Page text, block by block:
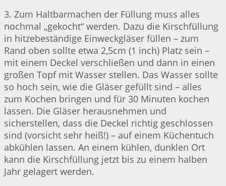
3. Zum Haltbarmachen der Füllung muss alles
nochmal „gekocht“ werden. Dazu die Kirschfüllung
in hitzebeständige Einweckgläser füllen – zum
Rand oben sollte etwa 2,5cm (1 inch) Platz sein –
mit einem Deckel verschließen und dann in einen
großen Topf mit Wasser stellen. Das Wasser sollte
so hoch sein, wie die Gläser gefüllt sind – alles
zum Kochen bringen und für 30 Minuten kochen
lassen. Die Gläser herausnehmen und
sicherstellen, dass die Deckel richtig geschlossen
sind (vorsicht sehr heiß!) – auf einem Küchentuch
abkühlen lassen. An einem kühlen, dunklen Ort
kann die Kirschfüllung jetzt bis zu einem halben
Jahr gelagert werden.